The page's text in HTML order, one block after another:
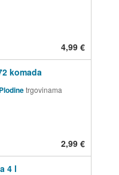
4,99 €
komada
Plodinetrgovinama
2,99 €
4 l